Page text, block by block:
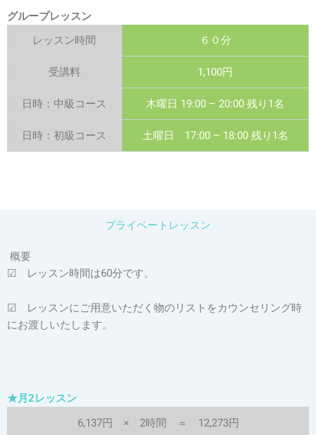
グループレッスン
レッスン時間
６０分
受講料 1,100円
日時：中級コース 木曜日 19:00 – 20:00 残り1名
日時：初級コース 土曜日 17:00 – 18:00 残り1名
プライベートレッスン
概要
☑
レッスン時間は60分です。
☑
レッスンにご用意いただく物のリストをカウンセリング時
にお渡しいたします。
★月2レッスン
6,137円 × 2時間 ＝ 12,273円